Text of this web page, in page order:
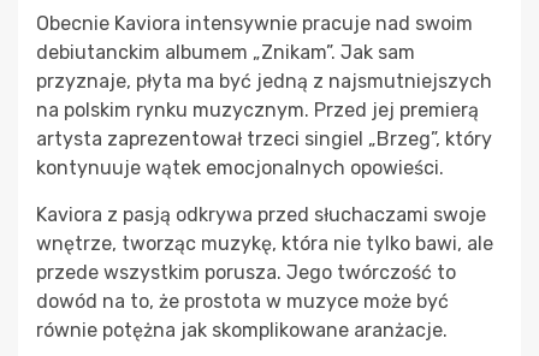
Obecnie Kaviora intensywnie pracuje nad swoim
debiutanckim albumem „Znikam”. Jak sam
przyznaje, płyta ma być jedną z najsmutniejszych
na polskim rynku muzycznym. Przed jej premierą
artysta zaprezentował trzeci singiel „Brzeg”, który
kontynuuje wątek emocjonalnych opowieści.
Kaviora z pasją odkrywa przed słuchaczami swoje
wnętrze, tworząc muzykę, która nie tylko bawi, ale
przede wszystkim porusza. Jego twórczość to
dowód na to, że prostota w muzyce może być
równie potężna jak skomplikowane aranżacje.